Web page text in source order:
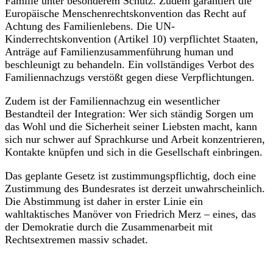
Europäische Menschenrechtskonvention das Recht auf
Achtung des Familienlebens. Die UN-
Kinderrechtskonvention (Artikel 10) verpflichtet Staaten,
Anträge auf Familienzusammenführung human und
beschleunigt zu behandeln. Ein vollständiges Verbot des
Familiennachzugs verstößt gegen diese Verpflichtungen.
Zudem ist der Familiennachzug ein wesentlicher
Bestandteil der Integration: Wer sich ständig Sorgen um
das Wohl und die Sicherheit seiner Liebsten macht, kann
sich nur schwer auf Sprachkurse und Arbeit konzentrieren,
Kontakte knüpfen und sich in die Gesellschaft einbringen.
Das geplante Gesetz ist zustimmungspflichtig, doch eine
Zustimmung des Bundesrates ist derzeit unwahrscheinlich.
Die Abstimmung ist daher in erster Linie ein
wahltaktisches Manöver von Friedrich Merz – eines, das
der Demokratie durch die Zusammenarbeit mit
Rechtsextremen massiv schadet.